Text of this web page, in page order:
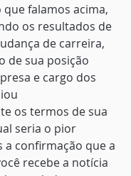
falamos acima,
os resultados de
de carreira,
de sua posição
e cargo dos
os termos de sua
seria o pior
a confirmação que a
recebe a notícia